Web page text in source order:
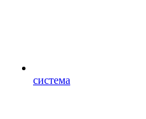
система